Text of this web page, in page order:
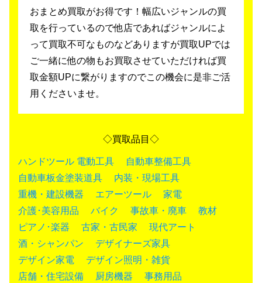
おまとめ買取がお得です！幅広いジャンルの買
取を行っているので他店であればジャンルによ
って買取不可なものなどありますが買取UPでは
ご一緒に他の物もお買取させていただければ買
取金額UPに繋がりますのでこの機会に是非ご活
用くださいませ。
◇買取品目◇
ハンドツール 電動工具
自動車整備工具
自動車板金塗装道具
内装・現場工具
重機・建設機器
エアーツール
家電
介護･美容用品
バイク 事故車・廃車
教材
ピアノ･楽器
古家・古民家
現代アート
酒・シャンパン
デザイナーズ家具
デザイン家電
デザイン照明・雑貨
店舗・住宅設備
厨房機器
事務用品